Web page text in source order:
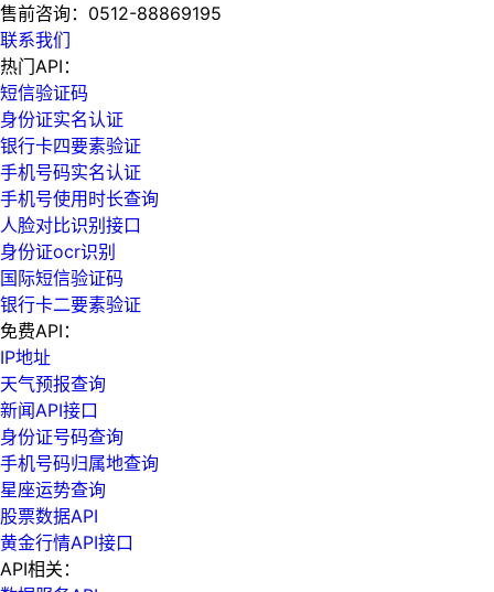
售前咨询： 0512-88869195
联系我们
热门API：
短信验证码
身份证实名认证
银行卡四要素验证
手机号码实名认证
手机号使用时长查询
人脸对比识别接口
身份证ocr识别
国际短信验证码
银行卡二要素验证
免费API：
IP地址
天气预报查询
新闻API接口
身份证号码查询
手机号码归属地查询
星座运势查询
股票数据API
黄金行情API接口
API相关：